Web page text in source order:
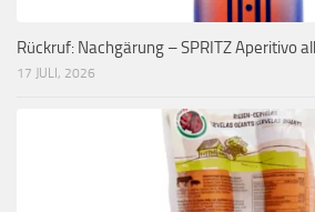
Rückruf: Nachgärung – SPRITZ Aperitivo
17 JULI, 2026